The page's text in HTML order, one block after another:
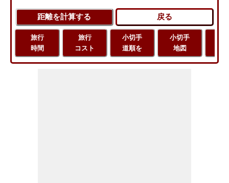
旅行
時間
旅行
コスト
小切手
道順を
小切手
地図